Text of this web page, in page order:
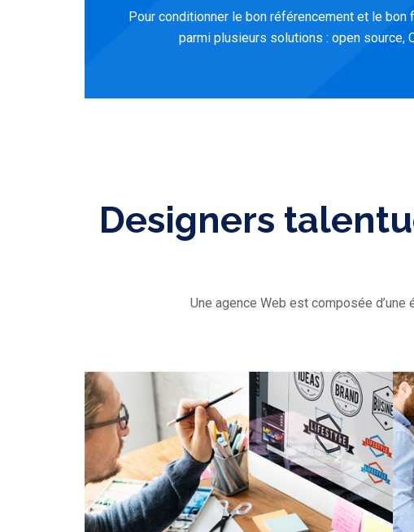
Pour conditionner le bon référencement et le
parmi plusieurs solutions : open source,
Designers
Une agence Web est composée